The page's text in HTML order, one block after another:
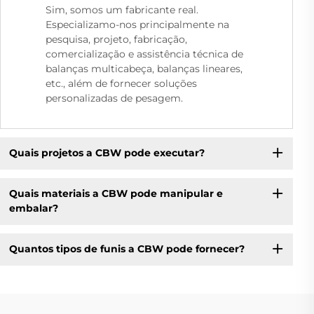
Sim, somos um fabricante real.
Especializamo-nos principalmente na
pesquisa, projeto, fabricação,
comercialização e assistência técnica de
balanças multicabeça, balanças lineares,
etc., além de fornecer soluções
personalizadas de pesagem.
Quais projetos a CBW pode executar?
Quais materiais a CBW pode manipular e
embalar?
Quantos tipos de funis a CBW pode fornecer?